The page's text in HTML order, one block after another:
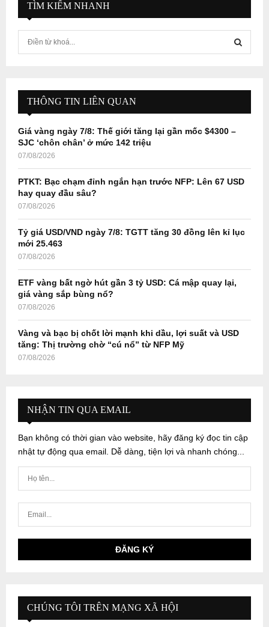
TÌM KIẾM NHANH
f
r
E
A
H
THÔNG TIN LIÊN QUAN
Giá vàng ngày 7/8: Thế giới tăng lại gần mốc $4300 –
SJC ‘chôn chân’ ở mức 142 triệu
07/08/2026
PTKT: Bạc chạm đỉnh ngắn hạn trước NFP: Lên 67 USD
hay quay đầu sâu?
07/08/2026
Tỷ giá USD/VND ngày 7/8: TGTT tăng 30 đồng lên kỉ lục
mới 25.463
07/08/2026
ETF vàng bất ngờ hút gần 3 tỷ USD: Cá mập quay lại,
giá vàng sắp bùng nổ?
07/08/2026
Vàng và bạc bị chốt lời mạnh khi dầu, lợi suất và USD
tăng: Thị trường chờ “cú nổ” từ NFP Mỹ
07/08/2026
NHẬN TIN QUA EMAIL
Bạn không có thời gian vào website, hãy đăng ký đọc tin cập
nhật tự động qua email. Dễ dàng, tiện lợi và nhanh chóng...
CHÚNG TÔI TRÊN MẠNG XÃ HỘI